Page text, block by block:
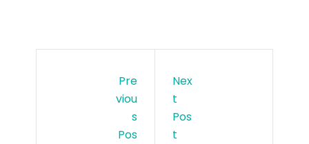
Pre
Viou
S
Pos
Nex
T
Pos
T